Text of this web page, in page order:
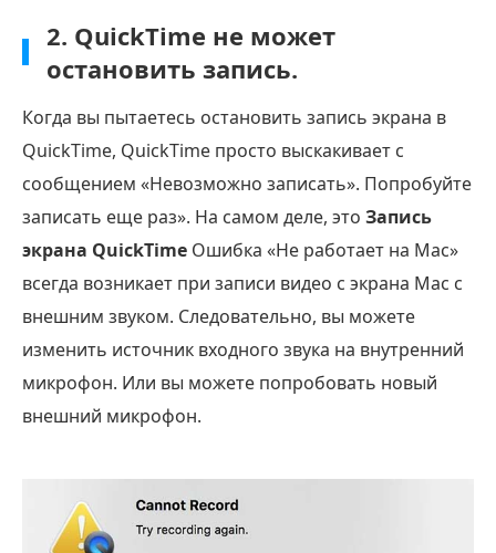
2. QuickTime не может
остановить запись.
Когда вы пытаетесь остановить запись экрана в
QuickTime, QuickTime просто выскакивает с
сообщением «Невозможно записать». Попробуйте
записать еще раз». На самом деле, это Запись
экрана QuickTime Ошибка «Не работает на Mac»
всегда возникает при записи видео с экрана Mac с
внешним звуком. Следовательно, вы можете
изменить источник входного звука на внутренний
микрофон. Или вы можете попробовать новый
внешний микрофон.